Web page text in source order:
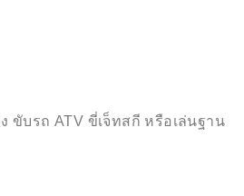
บรถ ATV ขี่เจ็ทสกี หรือเล่นฐาน